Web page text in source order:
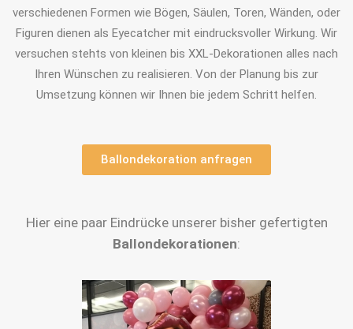
verschiedenen Formen wie Bögen, Säulen, Toren, Wänden, oder
Figuren dienen als Eyecatcher mit eindrucksvoller Wirkung. Wir
versuchen stehts von kleinen bis XXL-Dekorationen alles nach
Ihren Wünschen zu realisieren. Von der Planung bis zur
Umsetzung können wir Ihnen bie jedem Schritt helfen.
Ballondekoration anfragen
Hier eine paar Eindrücke unserer bisher gefertigten
Ballondekorationen: